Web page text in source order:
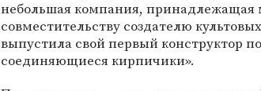
небольшая компания, принадлежащая
совместительству создателю
выпустила свой первый конструктор
соединяющиеся кирпичики».